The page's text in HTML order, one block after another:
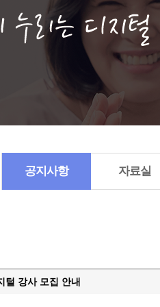
공지사항 자료실
털 강사 모집 안내